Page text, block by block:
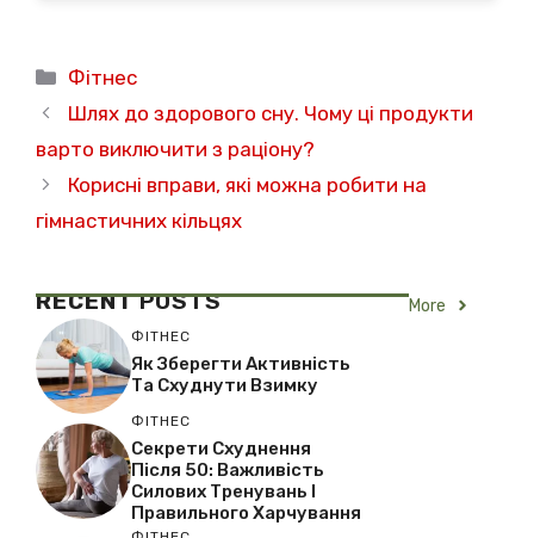
Категорії
Фітнес
Шлях до здорового сну. Чому ці продукти
варто виключити з раціону?
Корисні вправи, які можна робити на
гімнастичних кільцях
RECENTPOSTS More
ФІТНЕС
Як Зберегти Активність
Та Схуднути Взимку
ФІТНЕС
Секрети Схуднення
Після 50: Важливість
Силових Тренувань І
Правильного Харчування